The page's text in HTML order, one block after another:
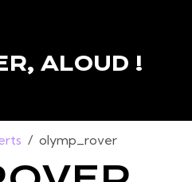
ALOUD !
olymp_rover